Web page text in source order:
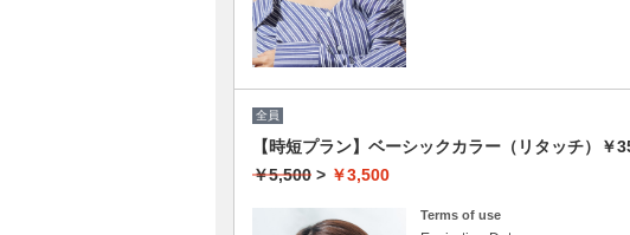
全員
【時短プラン】ベーシックカラー（リタッチ）￥
￥5,500 > ￥3,500
Terms of use